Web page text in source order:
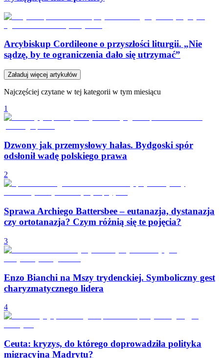
Arcybiskup Cordileone o przyszłości liturgii. „Nie
sądzę, by te ograniczenia dało się utrzymać”
Załaduj więcej artykułów
Najczęściej czytane w tej kategorii w tym miesiącu
1
Dzwony jak przemysłowy hałas. Bydgoski spór
odsłonił wadę polskiego prawa
2
Sprawa Archiego Battersbee – eutanazja, dystanazja
czy ortotanazja? Czym różnią się te pojęcia?
3
Enzo Bianchi na Mszy trydenckiej. Symboliczny gest
charyzmatycznego lidera
4
Ceuta: kryzys, do którego doprowadziła polityka
migracyjna Madrytu?